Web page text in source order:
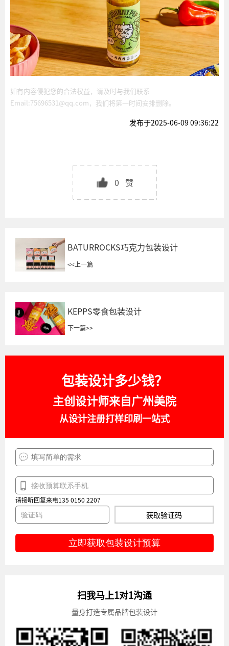
如有内容侵犯您的合法权益，请及时与我们联系
Email:75696531@qq.com，我们将第一时间安排删除。
发布于2025-06-09 09:36:22
0 赞
BATURROCKS巧克力包装设计
<< 上一篇
KEPPS零食包装设计
下一篇>>
包装设计多少钱？
主创设计师来自广州美院
从设计注册打样印刷一站式
请接听回复来电135 0150 2207
获取验证码
立即获取包装设计预算
扫我马上1对1沟通
量身打造专属品牌包装设计